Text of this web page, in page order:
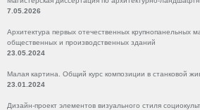
7.05.2026
Архитектура первых отечественных крупнопанельных
общественных и производственных зданий
23.05.2024
Малая картина. Общий курс композиции в станковой
23.01.2024
Дизайн-проект элементов визуального стиля